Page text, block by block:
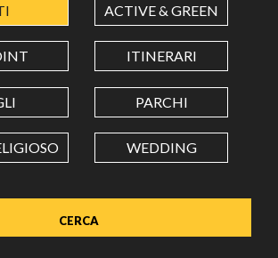
Use dot (.) as decimal separator.
ACTIVE & GREEN
ITINERARI
PARCHI
WEDDING